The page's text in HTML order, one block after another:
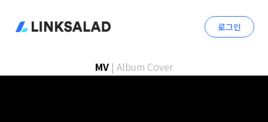
로그인
MV | Album Cover